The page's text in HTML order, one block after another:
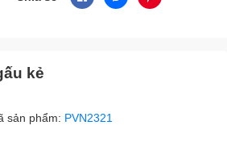
kẻ
sản phẩm: PVN2321